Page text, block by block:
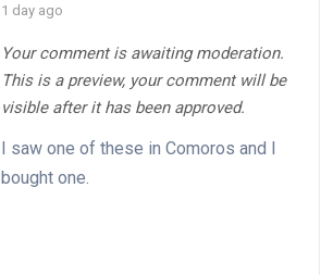
Your comment is awaiting moderation.
This is a preview, your comment will be
visible after it has been approved.
I saw one of these in Comoros and I
bought one.
1 day ago